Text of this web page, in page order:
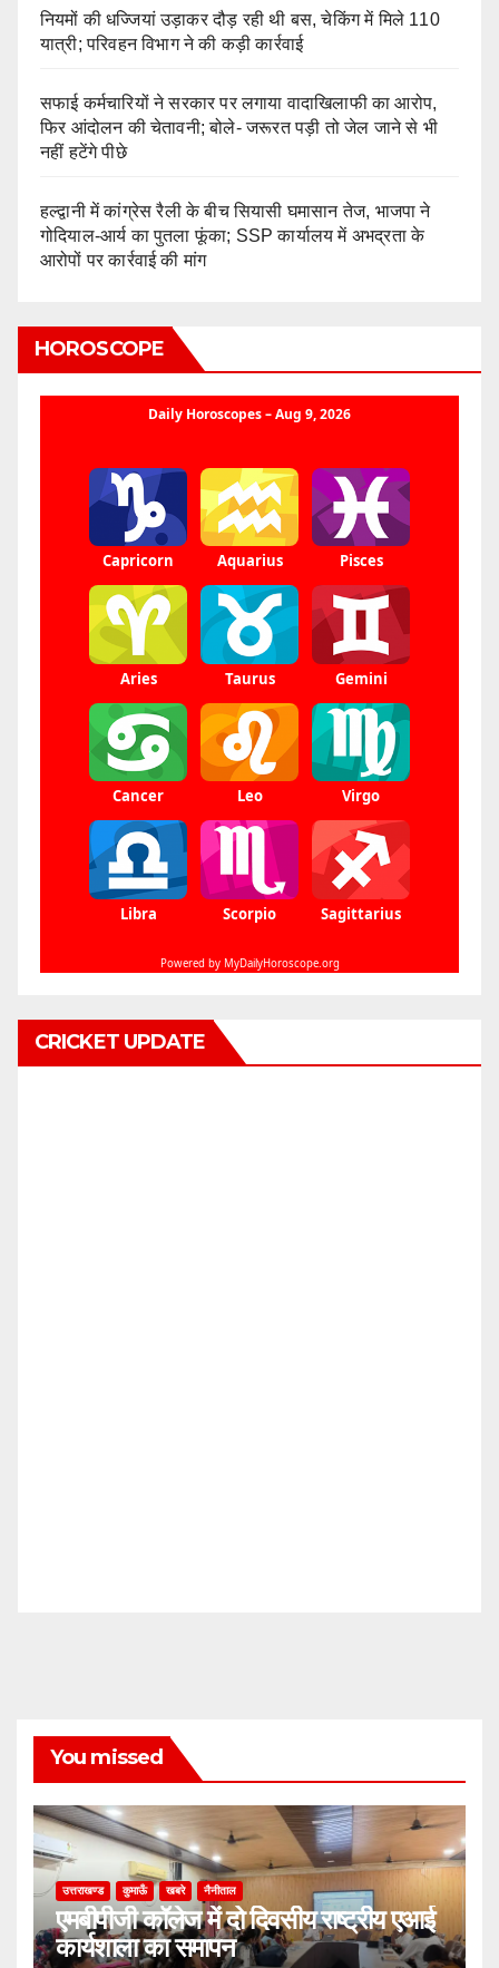
नियमों की धज्जियां उड़ाकर दौड़ रही थी बस, चेकिंग में मिले 110
यात्री; परिवहन विभाग ने की कड़ी कार्रवाई
सफाई कर्मचारियों ने सरकार पर लगाया वादाखिलाफी का आरोप,
फिर आंदोलन की चेतावनी; बोले- जरूरत पड़ी तो जेल जाने से भी
नहीं हटेंगे पीछे
हल्द्वानी में कांग्रेस रैली के बीच सियासी घमासान तेज, भाजपा ने
गोदियाल-आर्य का पुतला फूंका; SSP कार्यालय में अभद्रता के
आरोपों पर कार्रवाई की मांग
HOROSCOPE
CRICKET UPDATE
You missed
उत्तराखण्ड कुमाऊँ खबरे नैनीताल
एमबीपीजी कॉलेज में दो दिवसीय राष्ट्रीय एआई
कार्यशाला का समापन